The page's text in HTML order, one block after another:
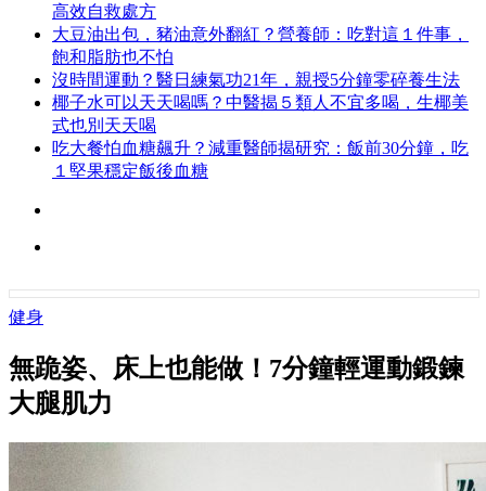
高效自救處方
大豆油出包，豬油意外翻紅？營養師：吃對這１件事，
飽和脂肪也不怕
沒時間運動？醫日練氣功21年，親授5分鐘零碎養生法
椰子水可以天天喝嗎？中醫揭５類人不宜多喝，生椰美
式也別天天喝
吃大餐怕血糖飆升？減重醫師揭研究：飯前30分鐘，吃
１堅果穩定飯後血糖
健身
無跪姿、床上也能做！7分鐘輕運動鍛鍊
大腿肌力